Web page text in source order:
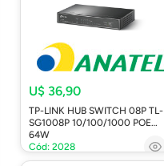
U$ 36,90
TP-LINK HUB SWITCH 08P TL-
SG1008P 10/100/1000 POE
64W
Cód: 2028